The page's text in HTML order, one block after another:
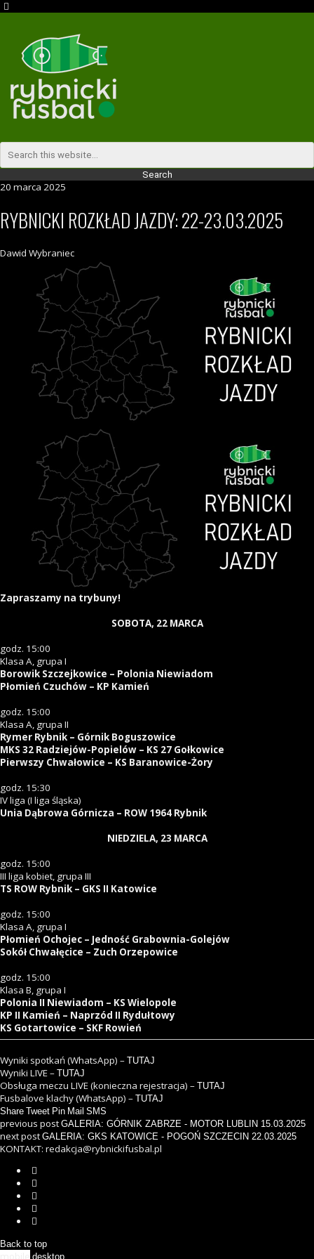
20 marca 2025
RYBNICKI ROZKŁAD JAZDY: 22-23.03.2025
Dawid Wybraniec
Zapraszamy na trybuny!
SOBOTA, 22 MARCA
godz. 15:00
Klasa A, grupa I
Borowik Szczejkowice – Polonia Niewiadom
Płomień Czuchów – KP Kamień
godz. 15:00
Klasa A, grupa II
Rymer Rybnik – Górnik Boguszowice
MKS 32 Radziejów-Popielów – KS 27 Gołkowice
Pierwszy Chwałowice – KS Baranowice-Żory
godz. 15:30
IV liga (I liga śląska)
Unia Dąbrowa Górnicza – ROW 1964 Rybnik
NIEDZIELA, 23 MARCA
godz. 15:00
III liga kobiet, grupa III
TS ROW Rybnik – GKS II Katowice
godz. 15:00
Klasa A, grupa I
Płomień Ochojec – Jedność Grabownia-Golejów
Sokół Chwałęcice – Zuch Orzepowice
godz. 15:00
Klasa B, grupa I
Polonia II Niewiadom – KS Wielopole
KP II Kamień – Naprzód II Rydułtowy
KS Gotartowice – SKF Rowień
Wyniki spotkań (WhatsApp) – TUTAJ
Wyniki LIVE – TUTAJ
Obsługa meczu LIVE (konieczna rejestracja) – TUTAJ
Fusbalove klachy (WhatsApp) – TUTAJ
Share Tweet Pin Mail SMS
previous postGALERIA: GÓRNIK ZABRZE - MOTOR LUBLIN 15.03.2025
next postGALERIA: GKS KATOWICE - POGOŃ SZCZECIN 22.03.2025
KONTAKT: redakcja@rybnickifusbal.pl
Back to top
desktop